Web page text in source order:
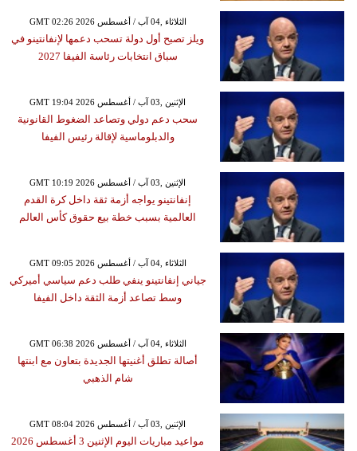
GMT 02:26 2026 الثلاثاء ,04 آب / أغسطس
ويلز تصبح أول دولة تسحب دعمها لإنفانتينو في
سباق انتخابات رئاسة الفيفا 2027
GMT 19:04 2026 الإثنين ,03 آب / أغسطس
سحب دعم دولي وتصاعد الضغوط القانونية
والدبلوماسية لإقالة رئيس الفيفا
GMT 10:19 2026 الإثنين ,03 آب / أغسطس
إنفانتينو يواجه أزمة ثقة داخل كرة القدم
العالمية بسبب خطة بيع حقوق كأس العالم
GMT 09:05 2026 الثلاثاء ,04 آب / أغسطس
جياني إنفانتينو ينفي طلب دعم سياسي أميركي
وسط تصاعد أزمة الثقة داخل الفيفا
GMT 06:38 2026 الثلاثاء ,04 آب / أغسطس
أصالة تطلق أغنيتها الجديدة بتعاون مع ابنتها
شام الذهبي
GMT 08:04 2026 الإثنين ,03 آب / أغسطس
مواعيد مباريات اليوم الإثنين 3 أغسطس 2026